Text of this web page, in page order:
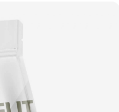
Monohydrate, 300 g